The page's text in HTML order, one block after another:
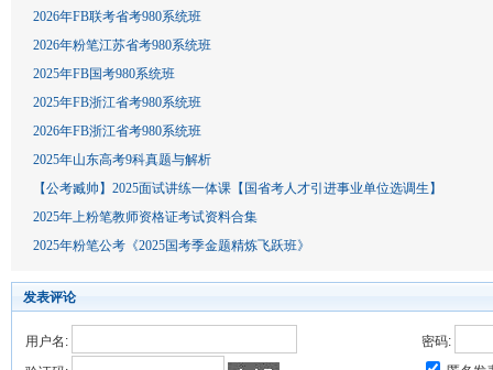
2026年FB联考省考980系统班
2026年粉笔江苏省考980系统班
2025年FB国考980系统班
2025年FB浙江省考980系统班
2026年FB浙江省考980系统班
2025年山东高考9科真题与解析
【公考臧帅】2025面试讲练一体课【国省考人才引进事业单位选调生】
2025年上粉笔教师资格证考试资料合集
2025年粉笔公考《2025国考季金题精炼飞跃班》
发表评论
用户名:
密码: